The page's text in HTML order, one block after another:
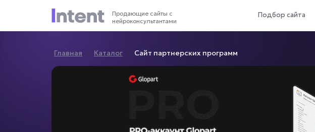
Продающие сайты с
нейроконсультантами
Подбор сайта
Главная › Каталог › Сайт партнерских программ